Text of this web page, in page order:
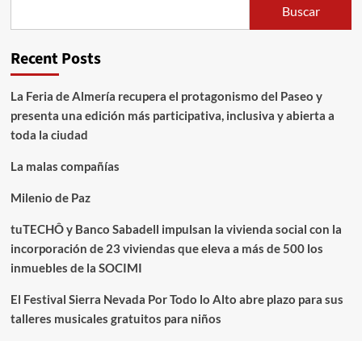
Buscar
Recent Posts
La Feria de Almería recupera el protagonismo del Paseo y
presenta una edición más participativa, inclusiva y abierta a
toda la ciudad
La malas compañías
Milenio de Paz
tuTECHÔ y Banco Sabadell impulsan la vivienda social con la
incorporación de 23 viviendas que eleva a más de 500 los
inmuebles de la SOCIMI
El Festival Sierra Nevada Por Todo lo Alto abre plazo para sus
talleres musicales gratuitos para niños